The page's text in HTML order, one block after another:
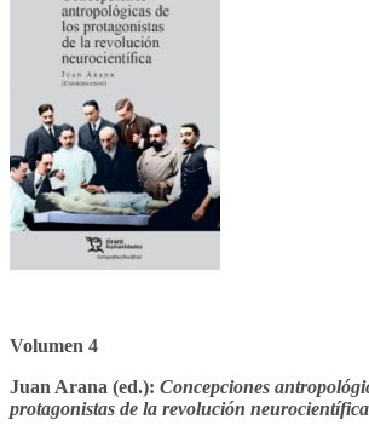
Volumen 4
Juan Arana (ed.): Concepciones
protagonistas de la revolución neurocientífica